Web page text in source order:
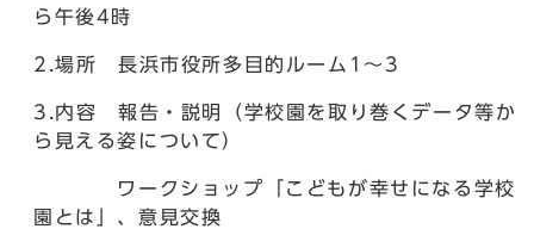
ら午後4時
2.場所 長浜市役所多目的ルーム1～3
3.内容 報告・説明（学校園を取り巻くデータ等か
ら見える姿について）
ワークショップ「こどもが幸せになる学校
園とは」、意見交換